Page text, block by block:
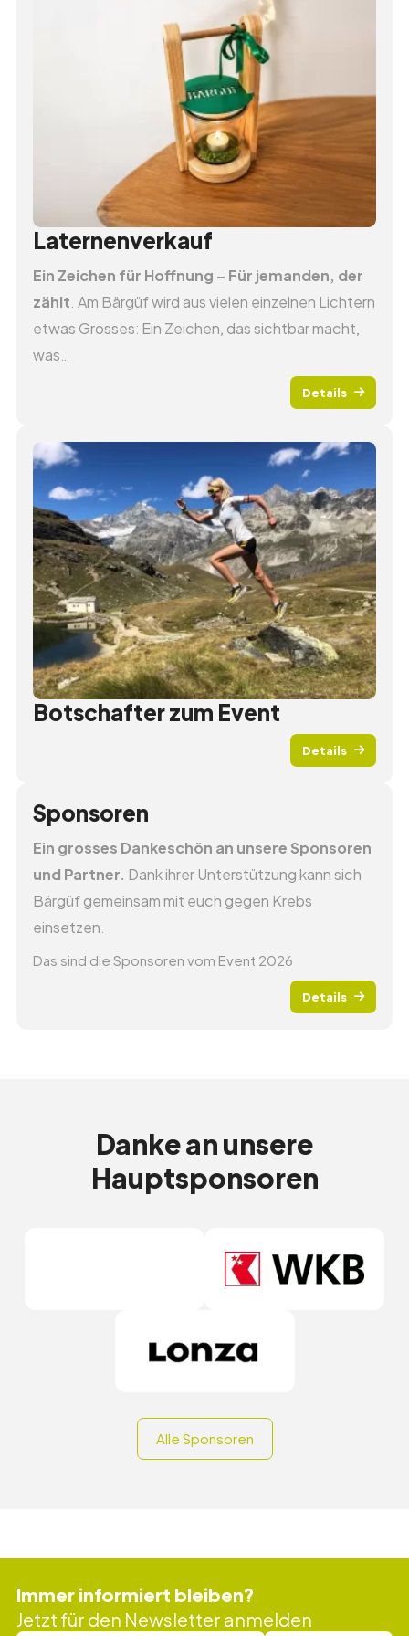
Häufige Fragen zum Event
Laternenverkauf
Botschafter zum Event
Sponsoren
Teilnehmen unterstützen
Anmeldung 2026
Zurück zur Übersicht
Hilft
Laternenverkauf
Ein Zeichen für Hoffnung – Für jemanden, der
zählt . Am Bärgüf wird aus vielen einzelnen Lichtern
etwas Grosses: Ein Zeichen, das sichtbar macht,
was
Details
Botschafter zum Event
Details
Sponsoren
Ein grosses Dankeschön an unsere Sponsoren
und Partner. Dank ihrer Unterstützung kann sich
Bärgüf gemeinsam mit euch gegen Krebs
einsetzen.
Das sind die Sponsoren vom Event 2026
Details
Danke an unsere
Hauptsponsoren
Alle Sponsoren
Immer informiert bleiben?
Jetzt für den Newsletter anmelden